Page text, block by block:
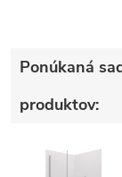
Ponúkaná
produktov: